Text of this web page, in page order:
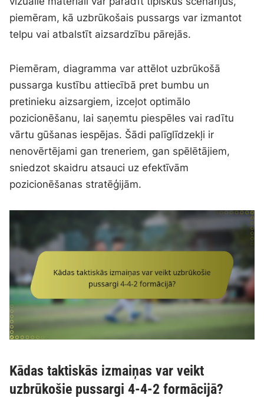
piemēram, kā uzbrūkošais pussargs var izmantot
telpu vai atbalstīt aizsardzību pārejās.
Piemēram, diagramma var attēlot uzbrūkošā
pussarga kustību attiecībā pret bumbu un
pretinieku aizsargiem, izceļot optimālo
pozicionēšanu, lai saņemtu piespēles vai radītu
vārtu gūšanas iespējas. Šādi palīglīdzekļi ir
nenovērtējami gan treneriem, gan spēlētājiem,
sniedzot skaidru atsauci uz efektīvām
pozicionēšanas stratēģijām.
Kādas taktiskās izmaiņas var veikt
uzbrūkošie pussargi 4-4-2 formācijā?